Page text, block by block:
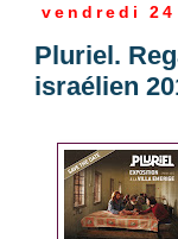
vendredi
Pluriel.
israélien